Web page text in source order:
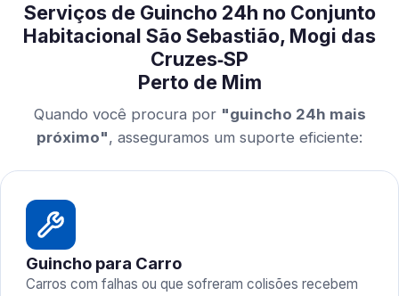
Serviços de Guincho 24h no Conjunto
Habitacional São Sebastião, Mogi das
Cruzes‑SP
Perto de Mim
Quando você procura por "guincho 24h mais
próximo", asseguramos um suporte eficiente:
Guincho para Carro
Carros com falhas ou que sofreram colisões recebem